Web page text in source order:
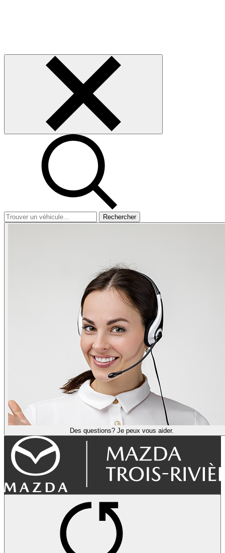
Rechercher
Des questions? Je peux vous aider.